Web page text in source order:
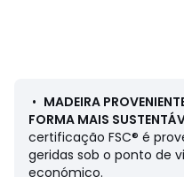
Totais
• Largura: 50 cm
• Altura: 220 cm
• Profundidade: 33 cm
• MADEIRA
FORMA MAIS
certificação FSC® é
geridas sob o ponto de
económico.